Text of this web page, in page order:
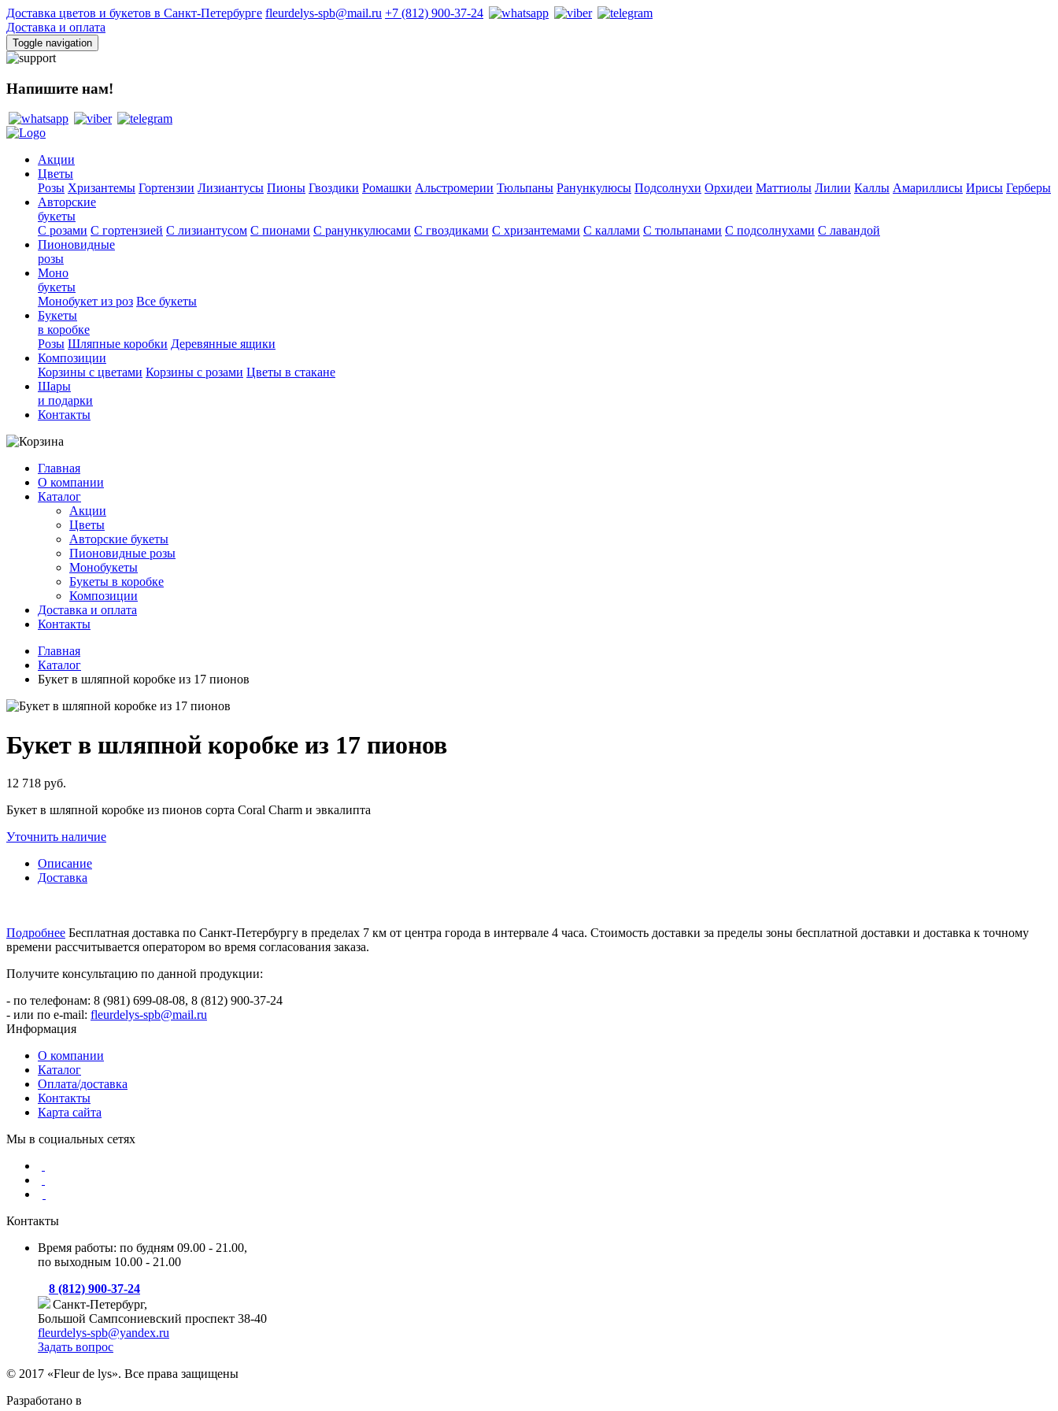
Доставка цветов и букетов в Санкт-Петербурге fleurdelys-spb@mail.ru +7 (812) 900-37-24
Доставка и оплата
Toggle navigation
Напишите нам!
Акции
Цветы
Розы Хризантемы Гортензии Лизиантусы Пионы Гвоздики Ромашки Альстромерии Тюльпаны Ранункулюсы Подсолнухи Орхидеи Маттиолы Лилии Каллы Амариллисы Ирисы Герберы
Авторские
букеты
С розами С гортензией С лизиантусом С пионами С ранункулюсами С гвоздиками С хризантемами С каллами С тюльпанами С подсолнухами С лавандой
Пионовидные
розы
Моно
букеты
Монобукет из роз Все букеты
Букеты
в коробке
Розы Шляпные коробки Деревянные ящики
Композиции
Корзины с цветами Корзины с розами Цветы в стакане
Шары
и подарки
Контакты
Главная
О компании
Каталог
Акции
Цветы
Авторские букеты
Пионовидные розы
Монобукеты
Букеты в коробке
Композиции
Доставка и оплата
Контакты
Главная
Каталог
Букет в шляпной коробке из 17 пионов
Букет в шляпной коробке из 17 пионов
12 718 руб.
Букет в шляпной коробке из пионов сорта Coral Charm и эвкалипта
Уточнить наличие
Описание
Доставка
Подробнее Бесплатная доставка по Санкт-Петербургу в пределах 7 км от центра города в интервале 4 часа. Стоимость доставки за пределы зоны бесплатной доставки и доставка к точному
времени рассчитывается оператором во время согласования заказа.
Получите консультацию по данной продукции:
- по телефонам: 8 (981) 699-08-08, 8 (812) 900-37-24
- или по e-mail: fleurdelys-spb@mail.ru
Информация
О компании
Каталог
Оплата/доставка
Контакты
Карта сайта
Мы в социальных сетях
Контакты
Время работы: по будням 09.00 - 21.00,
по выходным 10.00 - 21.00
8 (812) 900-37-24
Санкт-Петербург,
Большой Сампсониевский проспект 38-40
fleurdelys-spb@yandex.ru
Задать вопрос
© 2017 «Fleur de lys». Все права защищены
Разработано в